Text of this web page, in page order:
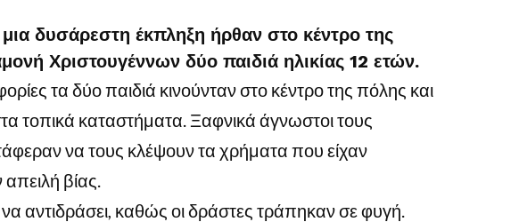
μια δυσάρεστη έκπληξη ήρθαν στο κέντρο της
Χριστουγέννων δύο παιδιά ηλικίας 12 ετών.
τα δύο παιδιά κινούνταν στο κέντρο της πόλης και
τοπικά καταστήματα. Ξαφνικά άγνωστοι τους
να τους κλέψουν τα χρήματα που είχαν
βίας.
αντιδράσει, καθώς οι δράστες τράπηκαν σε φυγή.